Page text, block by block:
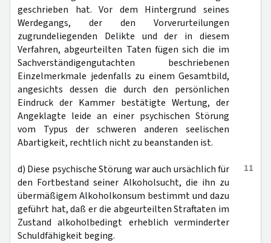
geschrieben hat. Vor dem Hintergrund seines
Werdegangs, der den Vorverurteilungen
zugrundeliegenden Delikte und der in diesem
Verfahren, abgeurteilten Taten fügen sich die im
Sachverständigengutachten beschriebenen
Einzelmerkmale jedenfalls zu einem Gesamtbild,
angesichts dessen die durch den persönlichen
Eindruck der Kammer bestätigte Wertung, der
Angeklagte leide an einer psychischen Störung
vom Typus der schweren anderen seelischen
Abartigkeit, rechtlich nicht zu beanstanden ist.
11
d) Diese psychische Störung war auch ursächlich für
den Fortbestand seiner Alkoholsucht, die ihn zu
übermäßigem Alkoholkonsum bestimmt und dazu
geführt hat, daß er die abgeurteilten Straftaten im
Zustand alkoholbedingt erheblich verminderter
Schuldfähigkeit beging.